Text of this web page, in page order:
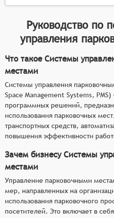
Руководство по
управления
Что такое Системы
местами
Системы управления
Space Management Systems,
программных решений,
использования парковочных
транспортных средств,
повышения эффективности
Зачем бизнесу Системы
местами
Управление парковочными
мер, направленных на
использования парковочного
посетителей. Это включает в